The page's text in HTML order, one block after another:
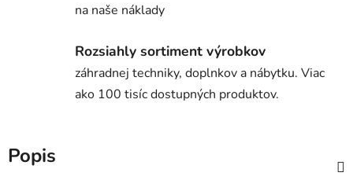
na naše náklady
Rozsiahly sortiment výrobkov
záhradnej techniky, doplnkov a nábytku. Viac
ako 100 tisíc dostupných produktov.
Popis